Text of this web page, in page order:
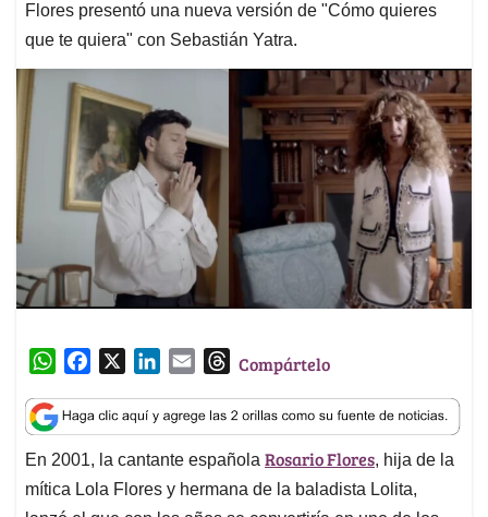
Flores presentó una nueva versión de "Cómo quieres
que te quiera" con Sebastián Yatra.
W
a
t
s
A
c
e
b
o
n
k
e
d
a
i
l
T
r
e
a
d
Compártelo
En 2001, la cantante española Rosario Flores, hija de la
mítica Lola Flores y hermana de la baladista Lolita,